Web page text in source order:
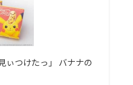
ぃつけたっ」 バナナの